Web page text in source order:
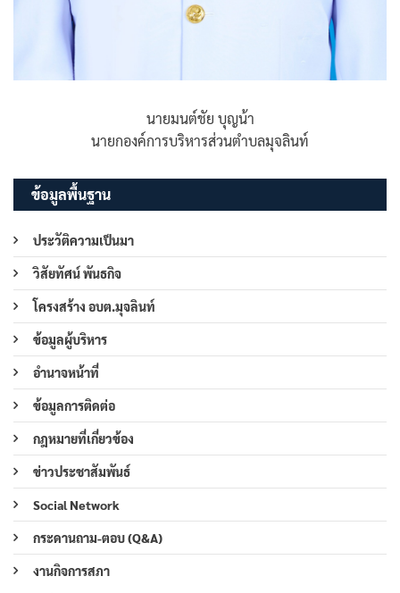
นายมนต์ชัย บุญน้า
นายกองค์การบริหารส่วนตำบลมุจลินท์
ข้อมูลพื้นฐาน
ประวัติความเป็นมา
วิสัยทัศน์ พันธกิจ
โครงสร้าง อบต.มุจลินท์
ข้อมูลผู้บริหาร
อำนาจหน้าที่
ข้อมูลการติดต่อ
กฎหมายที่เกี่ยวข้อง
ข่าวประชาสัมพันธ์
Social Network
กระดานถาม-ตอบ (Q&A)
งานกิจการสภา